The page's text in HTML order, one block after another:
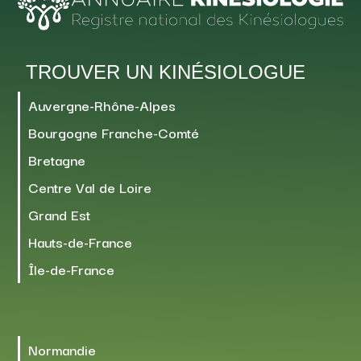
TROUVER UN KINÉSIOLOGUE
Auvergne-Rhône-Alpes
Bourgogne Franche-Comté
Bretagne
Centre Val de Loire
Grand Est
Hauts-de-France
Île-de-France
Normandie